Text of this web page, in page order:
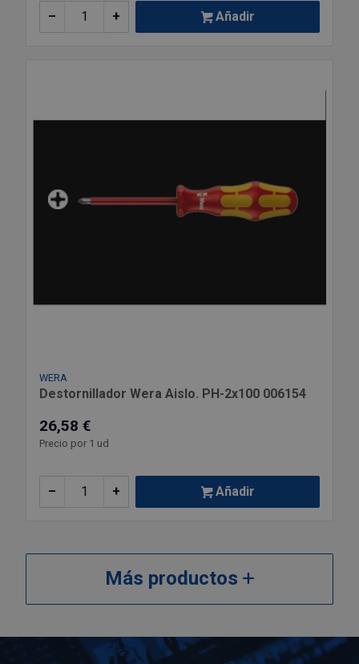
+
– Añadir
WERA
Destornillador Wera Aislo. PH-2x100 006154
26,58 €
Precio por 1 ud
+
– Añadir
Más productos